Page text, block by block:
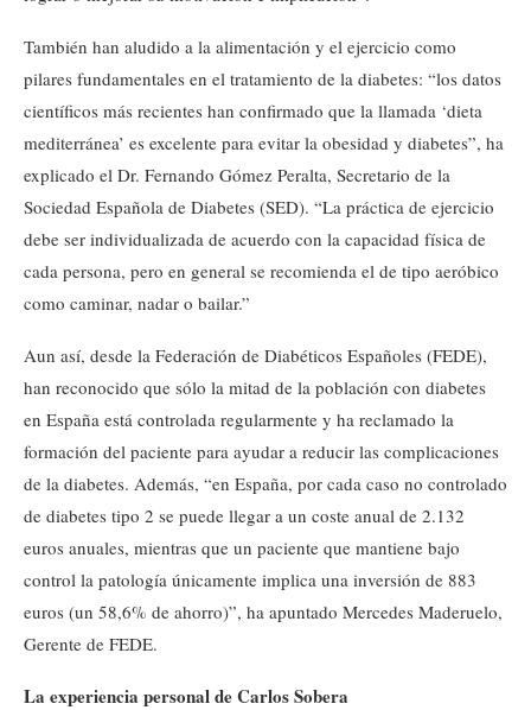
También han aludido a la alimentación y el ejercicio como
pilares fundamentales en el tratamiento de la diabetes: “los datos
científicos más recientes han confirmado que la llamada ‘dieta
mediterránea’ es excelente para evitar la obesidad y diabetes”, ha
explicado el Dr. Fernando Gómez Peralta, Secretario de la
Sociedad Española de Diabetes (SED). “La práctica de ejercicio
debe ser individualizada de acuerdo con la capacidad física de
cada persona, pero en general se recomienda el de tipo aeróbico
como caminar, nadar o bailar.”
Aun así, desde la Federación de Diabéticos Españoles (FEDE),
han reconocido que sólo la mitad de la población con diabetes
en España está controlada regularmente y ha reclamado la
formación del paciente para ayudar a reducir las complicaciones
de la diabetes. Además, “en España, por cada caso no controlado
de diabetes tipo 2 se puede llegar a un coste anual de 2.132
euros anuales, mientras que un paciente que mantiene bajo
control la patología únicamente implica una inversión de 883
euros (un 58,6% de ahorro)”, ha apuntado Mercedes Maderuelo,
Gerente de FEDE.
La experiencia personal de Carlos Sobera